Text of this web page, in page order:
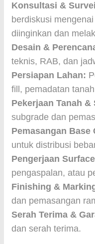
Konsultasi &
berdiskusi
diinginkan dan
Desain &
teknis, RAB, dan
Persiapan Lahan:
fill, pemadatan
Pekerjaan Tanah &
subgrade dan
Pemasangan Base
untuk distribusi
Pengerjaan
pengaspalan, atau
Finishing &
dan pemasangan
Serah Terima &
dan serah terima.